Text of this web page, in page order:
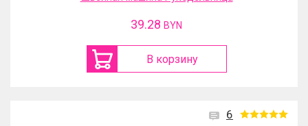
39.28 BYN
В корзину
6